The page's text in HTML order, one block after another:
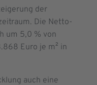
der
Die Netto-
um 5,0 % von
Euro je m² in
auch eine